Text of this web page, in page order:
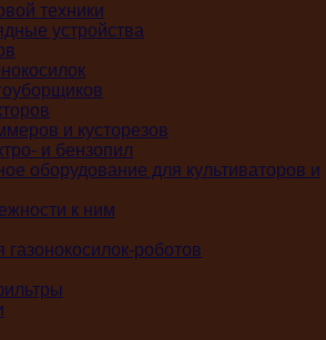
техники
устройства
и кусторезов
и бензопил
оборудование для культиваторов и
к ним
роботов